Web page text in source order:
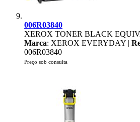
006R03840
XEROX TONER BLACK
Marca: XEROX EVERYDAY |
006R03840
Preço sob consulta